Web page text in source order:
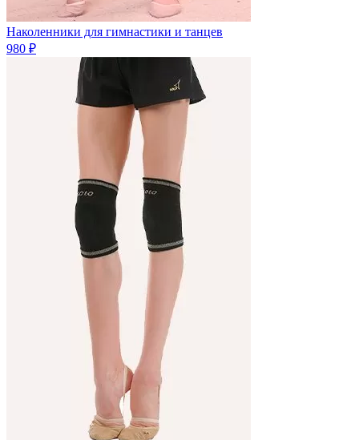
Наколенники для гимнастики и танцев
980 ₽